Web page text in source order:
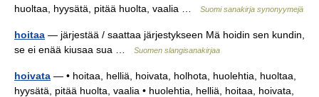
huoltaa, hyysätä, pitää huolta, vaalia …
Suomi sanakirja synonyymejä
hoitaa — järjestää / saattaa järjestykseen Mä hoidin sen kundin,
se ei enää kiusaa sua …
Suomen slangisanakirjaa
hoivata — • hoitaa, helliä, hoivata, holhota, huolehtia, huoltaa,
hyysätä, pitää huolta, vaalia • huolehtia, helliä, hoitaa, hoivata,